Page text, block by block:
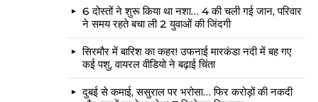
6 दोस्तों ने शुरू किया था नशा… 4 की चली गई जान, परिवार
ने समय रहते बचा ली 2 युवाओं की जिंदगी
सिरमौर में बारिश का कहर! उफनाई मारकंडा नदी में बह गए
कई पशु, वायरल वीडियो ने बढ़ाई चिंता
दुबई से कमाई, ससुराल पर भरोसा… फिर करोड़ों की नकदी